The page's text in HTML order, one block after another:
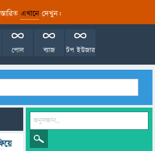
এখানেদেখুন।
টপ ইউজার
ব্যাজ
পোল